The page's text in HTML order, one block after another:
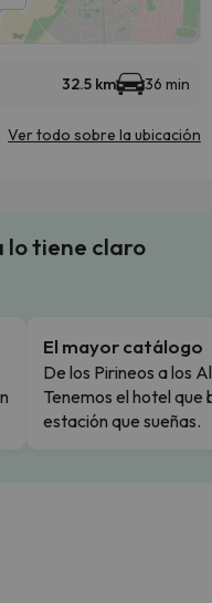
32.5 km 36 min
Ver todo sobre la ubicación
lo tiene claro
El mayor catálogo
De los Pirineos a los
Tenemos el hotel que
estación que sueñas.